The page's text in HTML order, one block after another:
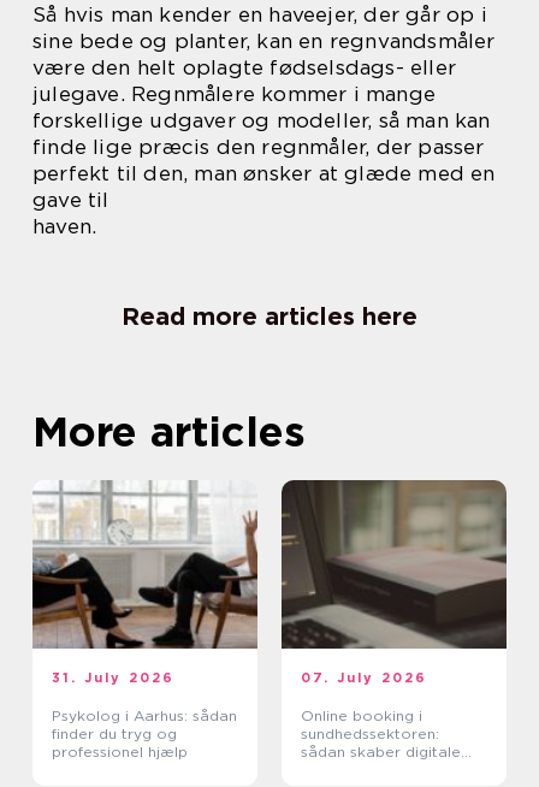
Så hvis man kender en haveejer, der går op i
sine bede og planter, kan en regnvandsmåler
være den helt oplagte fødselsdags- eller
julegave. Regnmålere kommer i mange
forskellige udgaver og modeller, så man kan
finde lige præcis den regnmåler, der passer
perfekt til den, man ønsker at glæde med en
gave til
haven.
Read more articles here
More articles
31. July 2026
Psykolog i Aarhus: sådan
finder du tryg og
professionel hjælp
07. July 2026
Online booking i
sundhedssektoren:
sådan skaber digitale